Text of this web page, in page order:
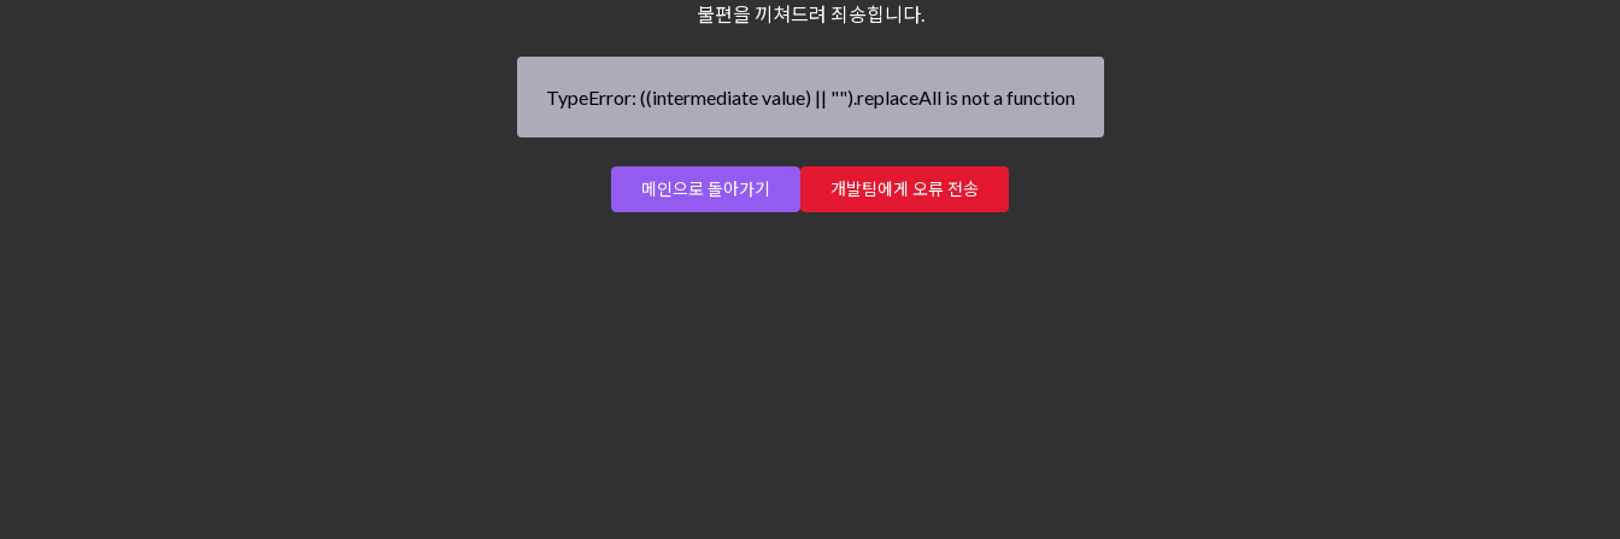
불편을 끼쳐드려 죄송힙니다.
TypeError: ((intermediate value) || "").replaceAll is not a function
메인으로 돌아가기 개발팀에게 오류 전송